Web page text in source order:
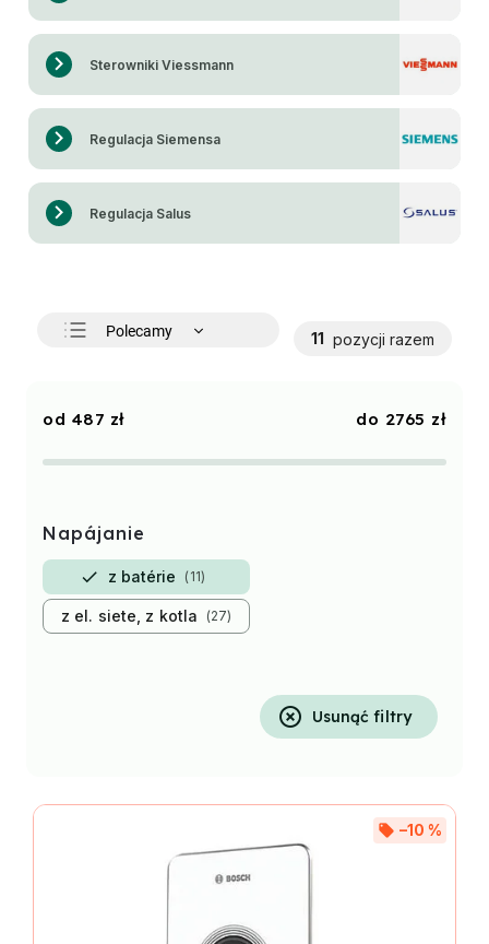
Sterowniki Viessmann
Regulacja Siemensa
Regulacja Salus
Polecamy
Alfabetycznie
11 pozycji razem
487 zł 2765 zł
Napájanie
z batérie 11
z el. siete, z kotla 27
Usunąć filtry
–10 %